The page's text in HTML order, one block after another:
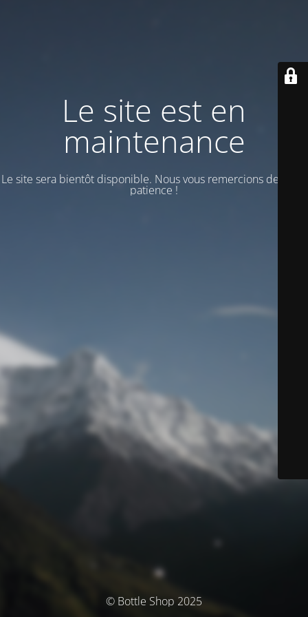
Le site est en
maintenance
Le site sera bientôt disponible. Nous vous remercions de votre
patience !
© Bottle Shop 2025